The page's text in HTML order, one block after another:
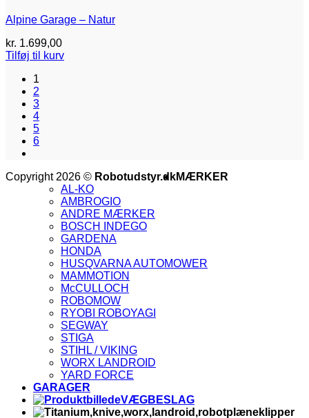
Alpine Garage – Natur
kr. 1.699,00
Tilføj til kurv
1
2
3
4
5
6
Copyright 2026 © Robotudstyr.dkMÆRKER
AL-KO
AMBROGIO
ANDRE MÆRKER
BOSCH INDEGO
GARDENA
HONDA
HUSQVARNA AUTOMOWER
MAMMOTION
McCULLOCH
ROBOMOW
RYOBI ROBOYAGI
SEGWAY
STIGA
STIHL / VIKING
WORX LANDROID
YARD FORCE
GARAGER
VÆGBESLAG